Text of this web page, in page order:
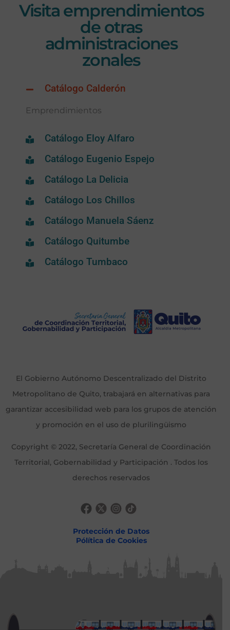
Visita emprendimientos
de otras
administraciones
zonales
Catálogo Calderón
Emprendimientos
Catálogo Eloy Alfaro
Catálogo Eugenio Espejo
Catálogo La Delicia
Catálogo Los Chillos
Catálogo Manuela Sáenz
Catálogo Quitumbe
Catálogo Tumbaco
El Gobierno Autónomo Descentralizado del Distrito
Metropolitano de Quito, trabajará en alternativas para
garantizar accesibilidad web para los grupos de atención
y promoción en el uso de plurilingüismo
Copyright © 2022, Secretaría General de Coordinación
Territorial, Gobernabilidad y Participación . Todos los
derechos reservados
Protección de Datos
Pólítica de Cookies